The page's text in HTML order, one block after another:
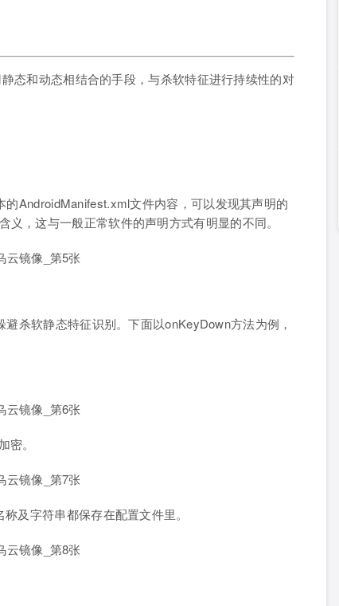
态和动态相结合的手段，与杀软特征进行持续性的对
AndroidManifest.xml文件内容，可以发现其声明的
，这与一般正常软件的声明方式有明显的不同。
杀软静态特征识别。下面以onKeyDown方法为例，
。
及字符串都保存在配置文件里。